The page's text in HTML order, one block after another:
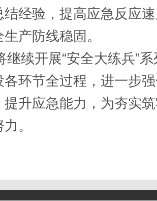
结经验，提高应急反应
产防线稳固。
继续开展“安全大练兵”
各环节全过程，进一步
提升应急能力，为夯实
。